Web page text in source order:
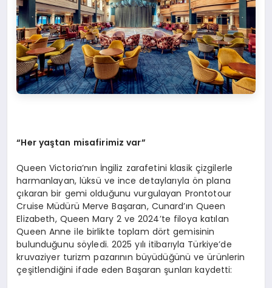
“Her yaştan misafirimiz var”
Queen Victoria’nın İngiliz zarafetini klasik çizgilerle
harmanlayan, lüksü ve ince detaylarıyla ön plana
çıkaran bir gemi olduğunu vurgulayan Prontotour
Cruise Müdürü Merve Başaran, Cunard’ın Queen
Elizabeth, Queen Mary 2 ve 2024’te filoya katılan
Queen Anne ile birlikte toplam dört gemisinin
bulunduğunu söyledi. 2025 yılı itibarıyla Türkiye’de
kruvaziyer turizm pazarının büyüdüğünü ve ürünlerin
çeşitlendiğini ifade eden Başaran şunları kaydetti: